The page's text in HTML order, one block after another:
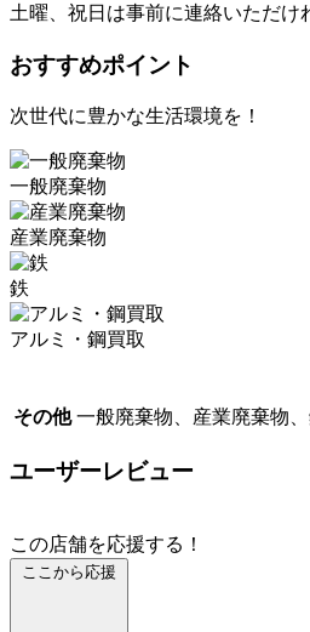
土曜、祝日は事前に連絡いただけ
おすすめポイント
次世代に豊かな生活環境を！
一般廃棄物
産業廃棄物
鉄
アルミ・鋼買取
その他 一般廃棄物、産業廃棄物
ユーザーレビュー
この店舗を応援する！
ここから応援